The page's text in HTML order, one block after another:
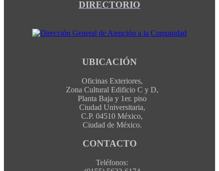
DIRECTORIO
UBICACIÓN
Oficinas Exteriores,
Zona Cultural Edificio C y D,
Planta Baja y 1er. piso
Ciudad Universitaria,
C.P. 04510 México,
Ciudad de México.
CONTACTO
Teléfonos: